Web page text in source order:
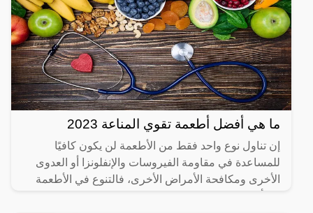
ما هي أفضل أطعمة تقوي المناعة 2023
إن تناول نوع واحد فقط من الأطعمة لن يكون كافيًا
للمساعدة في مقاومة الفيروسات والإنفلونزا أو العدوى
الأخرى ومكافحة الأمراض الأخرى، فالتنوع في الأطعمة